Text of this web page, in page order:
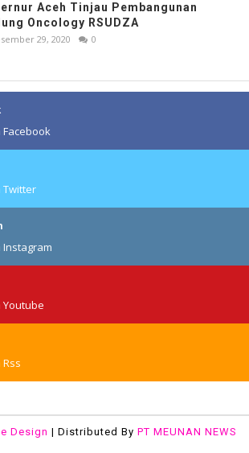
Aceh Tinjau Pembangunan
Oncology RSUDZA
29, 2020 0
Facebook
Twitter
Instagram
Youtube
Rss
Design | Distributed By PT MEUNAN NEWS